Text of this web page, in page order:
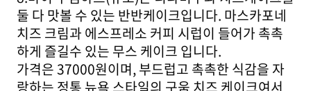
둘 다 맛볼 수 있는 반반케이크입니다. 마스카포네
치즈 크림과 에스프레소 커피 시럽이 들어가 촉촉
하게 즐길수 있는 무스 케이크 입니다.
가격은 37000원이며, 부드럽고 촉촉한 식감을 자
랑하는 정통 뉴욕 스타일의 구움 치즈 케이크여서